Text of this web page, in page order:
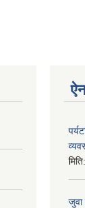
मिति:
जुवा